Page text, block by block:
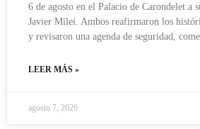
6 de agosto en el Palacio de Carondelet a
Javier Milei. Ambos reafirmaron los
y revisaron una agenda de seguridad,
LEER MÁS »
agosto 7, 2026